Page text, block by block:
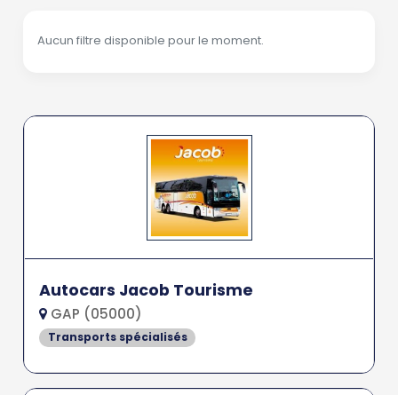
Aucun filtre disponible pour le moment.
Autocars Jacob Tourisme
GAP (05000)
Transports spécialisés